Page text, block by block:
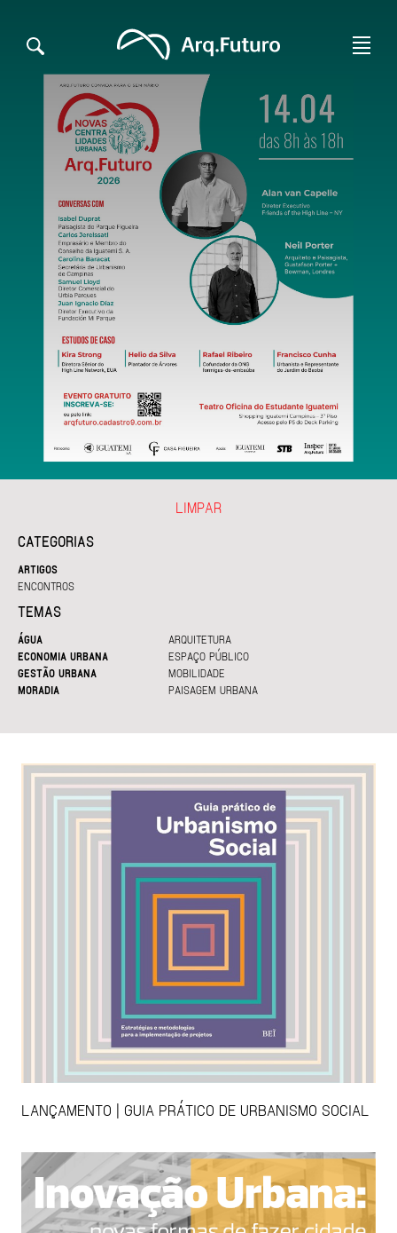
CATEGORIAS
ARTIGOS
ENCONTROS
TEMAS
ÁGUA
ARQUITETURA
ECONOMIA URBANA
ESPAÇO PÚBLICO
GESTÃO URBANA
MOBILIDADE
MORADIA
PAISAGEM URBANA
LIMPAR
LANÇAMENTO | GUIA PRÁTICO DE URBANISMO SOCIAL